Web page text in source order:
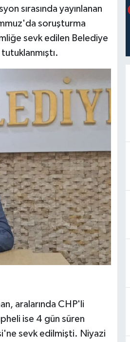
sırasında yayınlanan
soruşturma
sevk edilen Belediye
aralarında CHP'li
ise 4 gün süren
sevk edilmişti. Niyazi